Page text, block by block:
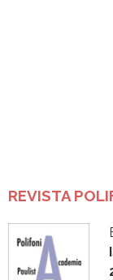
REVISTA